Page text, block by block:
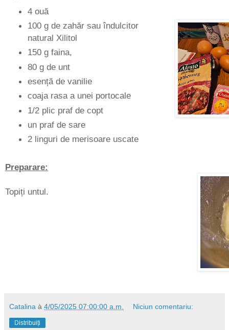
4 ouă
100 g de zahăr sau îndulcitor
natural Xilitol
150 g faina,
80 g de unt
esență de vanilie
coaja rasa a unei portocale
1/2 plic praf de copt
un praf de sare
2 linguri de merisoare uscate
Preparare:
Topiți untul.
Catalina à 4/05/2025 07:00:00 a.m. Niciun comentariu:
Distribuiți